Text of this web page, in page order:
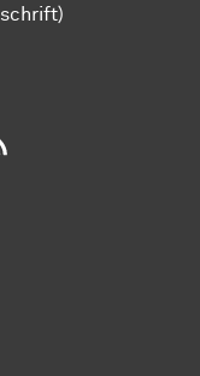
auf YouTube
auf LinkedIn
Dortmund auf XING